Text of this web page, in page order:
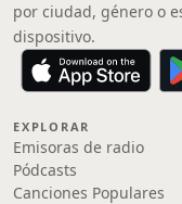
por ciudad, género o
dispositivo.
EXPLORAR
Emisoras de radio
Pódcasts
Canciones Populares